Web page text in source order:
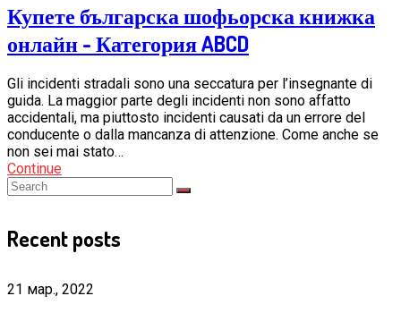
Купете българска шофьорска книжка
онлайн - Категория ABCD
Gli incidenti stradali sono una seccatura per l’insegnante di
guida. La maggior parte degli incidenti non sono affatto
accidentali, ma piuttosto incidenti causati da un errore del
conducente o dalla mancanza di attenzione. Come anche se
non sei mai stato…
Continue
Recent posts
21 мар., 2022